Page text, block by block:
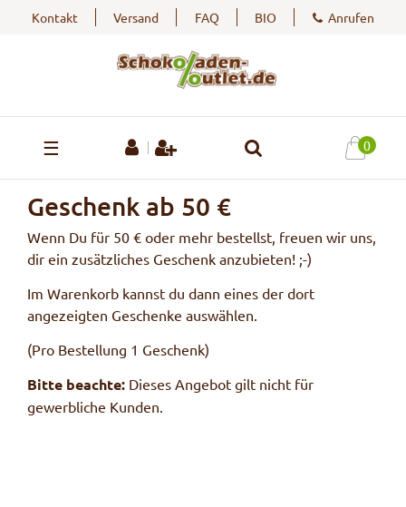
Kontakt Versand FAQ BIO Anrufen
☰ 0
Geschenk ab 50 €
Wenn Du für 50 € oder mehr bestellst, freuen wir uns,
dir ein zusätzliches Geschenk anzubieten! ;-)
Im Warenkorb kannst du dann eines der dort
angezeigten Geschenke auswählen.
(Pro Bestellung 1 Geschenk)
Bitte beachte: Dieses Angebot gilt nicht für
gewerbliche Kunden.